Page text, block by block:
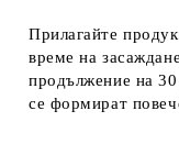
Прилагайте
време на
продължение на
се формират